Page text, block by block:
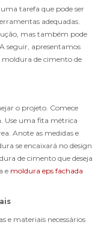
tarefa que pode ser
adequadas.
mas também pode
seguir, apresentamos
moldura de cimento de
o projeto. Comece
Use uma fita métrica
Anote as medidas e
se encaixará no design
de cimento que deseja
e moldura eps fachada
e materiais necessários